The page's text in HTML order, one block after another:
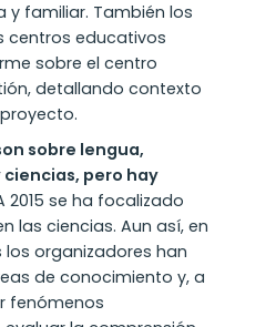
y familiar. También los
centros educativos
sobre el centro
detallando contexto
sobre lengua,
pero hay
2015 se ha focalizado
las ciencias. Aun así, en
organizadores han
de conocimiento y, a
fenómenos